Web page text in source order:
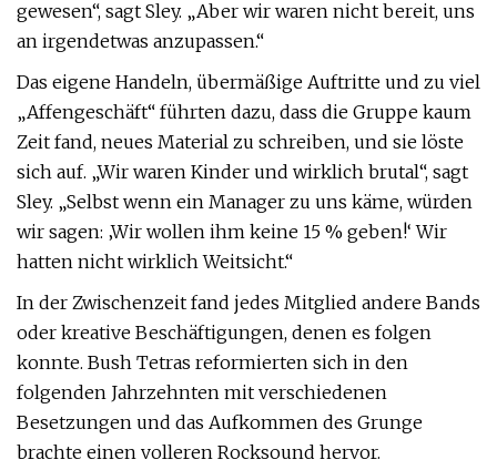
gewesen“, sagt Sley. „Aber wir waren nicht bereit, uns
an irgendetwas anzupassen.“
Das eigene Handeln, übermäßige Auftritte und zu viel
„Affengeschäft“ führten dazu, dass die Gruppe kaum
Zeit fand, neues Material zu schreiben, und sie löste
sich auf. „Wir waren Kinder und wirklich brutal“, sagt
Sley. „Selbst wenn ein Manager zu uns käme, würden
wir sagen: ‚Wir wollen ihm keine 15 % geben!‘ Wir
hatten nicht wirklich Weitsicht.“
In der Zwischenzeit fand jedes Mitglied andere Bands
oder kreative Beschäftigungen, denen es folgen
konnte. Bush Tetras reformierten sich in den
folgenden Jahrzehnten mit verschiedenen
Besetzungen und das Aufkommen des Grunge
brachte einen volleren Rocksound hervor.